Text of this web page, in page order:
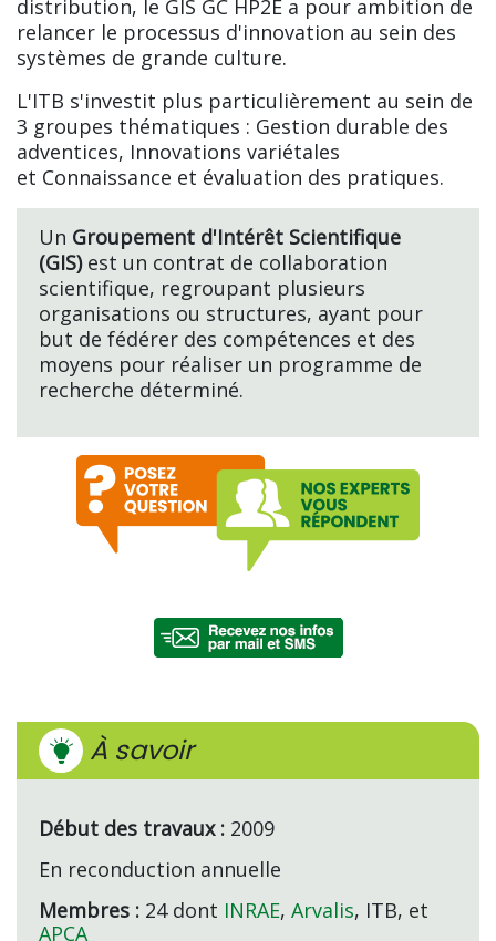
distribution, le GIS GC HP2E a pour ambition de
relancer le processus d'innovation au sein des
systèmes de grande culture.
L'ITB s'investit plus particulièrement au sein de
3 groupes thématiques : Gestion durable des
adventices, Innovations variétales
et Connaissance et évaluation des pratiques.
Un Groupement d'Intérêt Scientifique
(GIS) est un contrat de collaboration
scientifique, regroupant plusieurs
organisations ou structures, ayant pour
but de fédérer des compétences et des
moyens pour réaliser un programme de
recherche déterminé.
À savoir
Début des travaux : 2009
En reconduction annuelle
Membres : 24 dont INRAE, Arvalis, ITB, et
APCA